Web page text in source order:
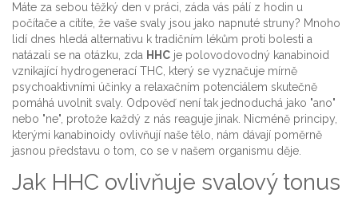
Máte za sebou těžký den v práci, záda vás pálí z hodin u
počítače a cítíte, že vaše svaly jsou jako napnuté struny? Mnoho
lidí dnes hledá alternativu k tradičním lékům proti bolesti a
natázali se na otázku, zda HHC je polovodovodný kanabinoid
vznikající hydrogenerací THC, který se vyznačuje mírně
psychoaktivními účinky a relaxačním potenciálem skutečně
pomáhá uvolnit svaly. Odpověď není tak jednoduchá jako "ano"
nebo "ne", protože každý z nás reaguje jinak. Nicméně principy,
kterými kanabinoidy ovlivňují naše tělo, nám dávají poměrně
jasnou představu o tom, co se v našem organismu děje.
Jak HHC ovlivňuje svalový tonus